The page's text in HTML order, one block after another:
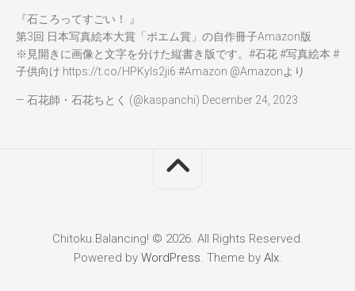
『石ころってすごい！ 』
第3回 日本写真絵本大賞「ポエム賞」の自作冊子Amazon版
※見開きに画像と文字を分けた縦書き版です。 #石花#写真絵本 #
子供向け https://t.co/HPKyIs2ji6 #Amazon @Amazonより
— 石花師・石花ちとく (@kaspanchi) December 24, 2023
Chitoku.Balancing! © 2026. All Rights Reserved.
Powered by WordPress . Theme by Alx.